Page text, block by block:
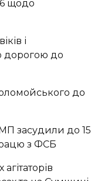
щодо
і
дорогою до
до
засудили до 15
з ФСБ